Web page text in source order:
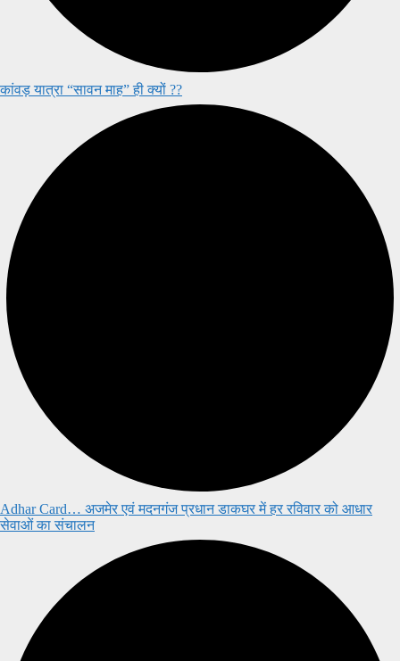
कांवड़ यात्रा “सावन माह” ही क्यों ??
Adhar Card… अजमेर एवं मदनगंज प्रधान डाकघर में हर रविवार को आधार
सेवाओं का संचालन